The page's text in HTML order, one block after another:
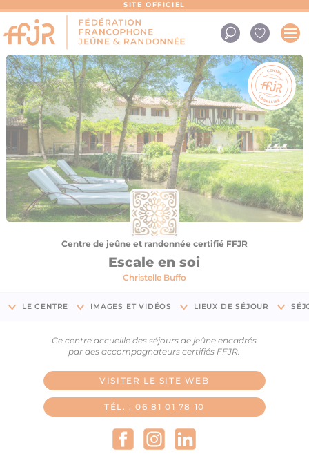
SITE OFFICIEL
Centre de jeûne et randonnée certifié FFJR
Escale en soi
Christelle Buffo
LE CENTRE IMAGES ET VIDÉOS LIEUX DE SÉJOUR
Ce centre accueille des séjours de jeûne encadrés
par des accompagnateurs certifiés FFJR.
VISITER LE SITE WEB
TÉL. : 06 81 01 78 10
Panneau de gestion des cookies